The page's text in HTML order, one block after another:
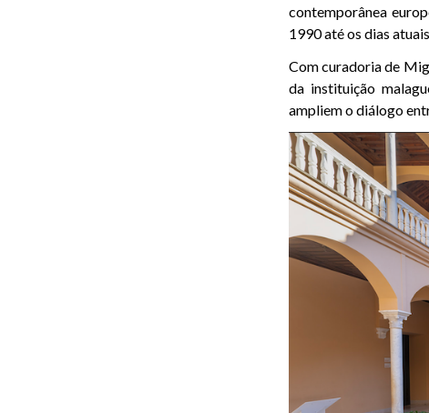
contemporânea
1990 até os dias
Com curadoria de
da instituição
ampliem o diálogo